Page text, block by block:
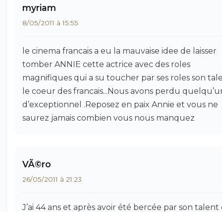
myriam
8/05/2011 à 15:55
le cinema francais a eu la mauvaise idee de laisser
tomber ANNIE cette actrice avec des roles
magnifiques qui a su toucher par ses roles son
le coeur des francais...Nous avons perdu
d’exceptionnel .Reposez en paix Annie et vous ne
saurez jamais combien vous nous manquez
VÃ©ro
26/05/2011 à 21:23
J’ai 44 ans et après avoir été bercée par son talent